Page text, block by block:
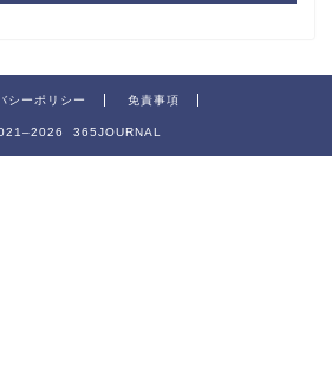
シーポリシー 免責事項
365JOURNAL